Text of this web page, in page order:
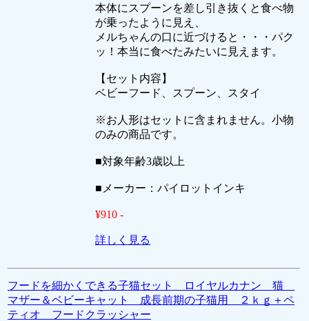
本体にスプーンを差し引き抜くと食べ物
が乗ったように見え、
メルちゃんの口に近づけると・・・パク
ッ！本当に食べたみたいに見えます。
【セット内容】
ベビーフード、スプーン、スタイ
※お人形はセットに含まれません。小物
のみの商品です。
■対象年齢3歳以上
■メーカー：パイロットインキ
¥910 -
詳しく見る
フードを細かくできる子猫セット ロイヤルカナン 猫
マザー＆ベビーキャット 成長前期の子猫用 ２ｋｇ＋ペ
ティオ フードクラッシャー